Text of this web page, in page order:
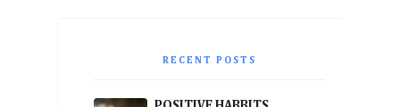
RECENT POSTS